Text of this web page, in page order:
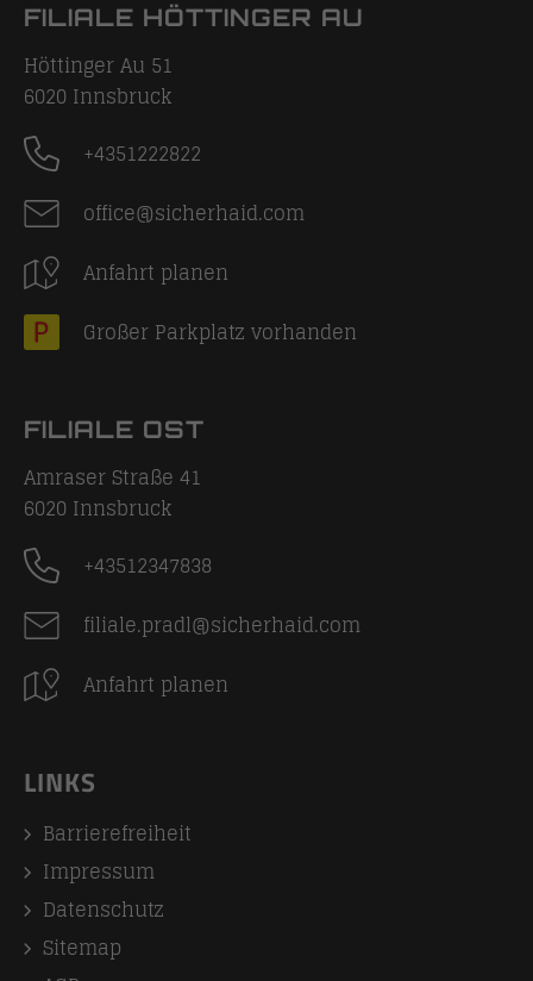
FILIALE HÖTTINGER AU
Höttinger Au 51
6020 Innsbruck
+4351222822
office@sicherhaid.com
Anfahrt planen
Großer Parkplatz vorhanden
FILIALE OST
Amraser Straße 41
6020 Innsbruck
+43512347838
filiale.pradl@sicherhaid.com
Anfahrt planen
LINKS
Barrierefreiheit
Impressum
Datenschutz
Sitemap